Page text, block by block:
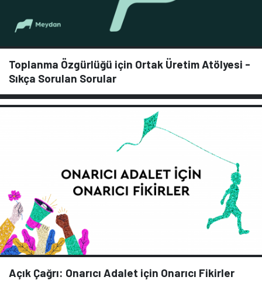
Toplanma Özgürlüğü için Ortak Üretim Atölyesi -
Sıkça Sorulan Sorular
Açık Çağrı: Onarıcı Adalet için Onarıcı Fikirler